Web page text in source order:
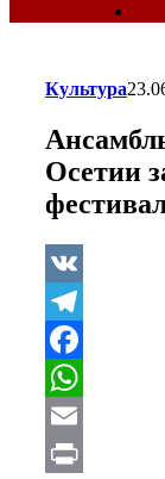
Культура
Осетии
VK
Telegram
Facebook
WhatsApp
Email